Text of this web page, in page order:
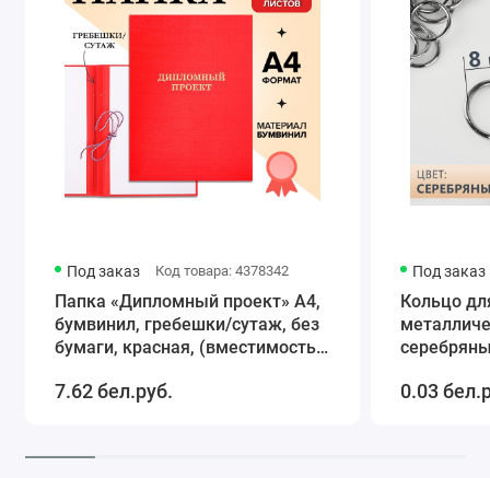
Детская посуда
Кухонные принадлежности и инструменты
Сюжетно-
Игрушки
Под заказ Код товара: 4378342
Папка «Дипломный проект» А4,
бумвинил, гребешки/сутаж, без
бумаги, красная, (вместимость
7.62 бел.руб.
Под заказ
Кольцо
0.03